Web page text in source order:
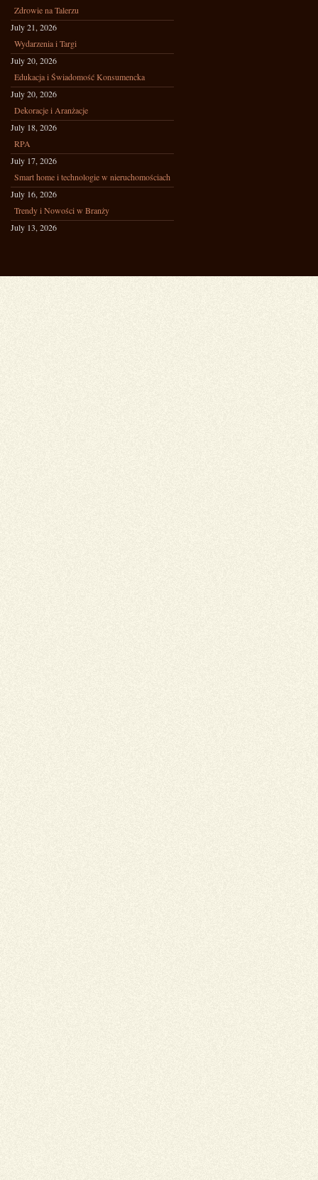
Zdrowie na Talerzu
July 21, 2026
Wydarzenia i Targi
July 20, 2026
Edukacja i Świadomość Konsumencka
July 20, 2026
Dekoracje i Aranżacje
July 18, 2026
RPA
July 17, 2026
Smart home i technologie w nieruchomościach
July 16, 2026
Trendy i Nowości w Branży
July 13, 2026